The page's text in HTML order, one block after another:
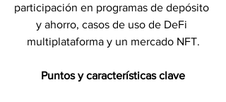
participación en programas de depósito
y ahorro, casos de uso de DeFi
multiplataforma y un mercado NFT.
Puntos y características clave